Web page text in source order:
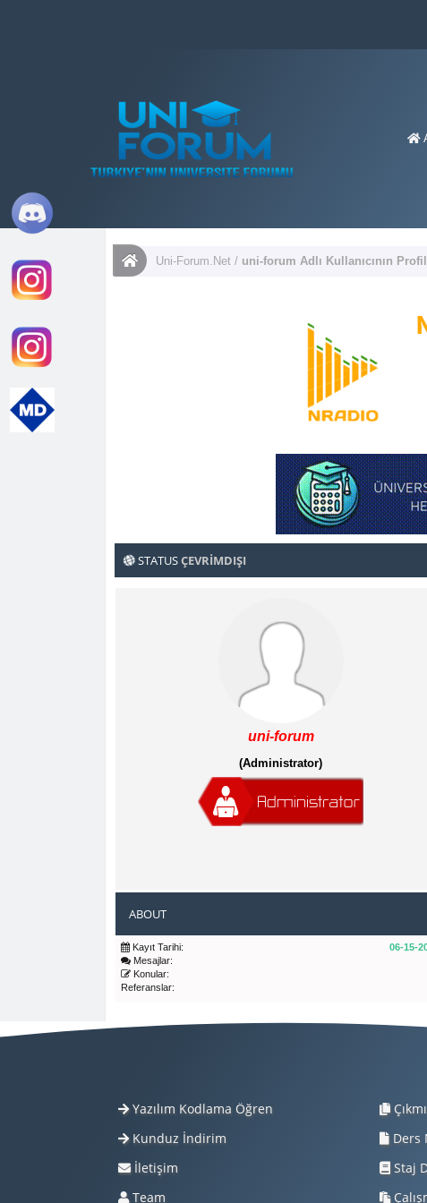
Uni-Forum.Net / uni-forum Adlı Kullanıcının
STATUSÇEVRIMDIŞI
uni-forum
(Administrator)
ABOUT
Kayıt Tarihi:
06-15-
Mesajlar:
Konular:
Referanslar:
Yazılım Kodlama Öğren
Kunduz İndirim
İletişim
Team
Ders
Staj